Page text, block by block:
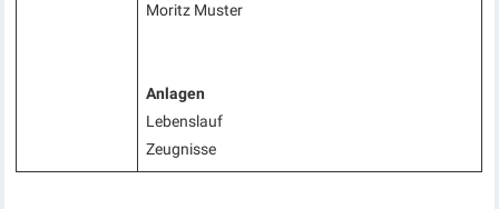
Moritz Muster
Anlagen
Lebenslauf
Zeugnisse